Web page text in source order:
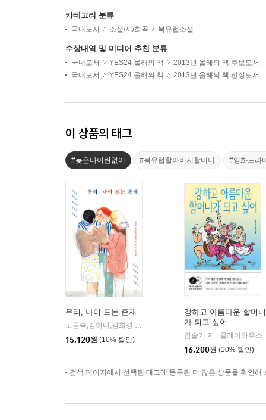
카테고리 분류
국내도서 소설/시/희곡 북유럽소설
수상내역 및 미디어 추천 분류
국내도서 YES24 올해의 책
2013년 올해의 책 후보도서
국내도서
YES24 올해의 책 2013년 올해의 책 선정도서
이 상품의 태그
#늦은나이란없어 #북유럽할아버지할머니 #영화드라
우리, 나이 드는 존재
고금숙,김하나,김희경,송은혜,신혜우,윤정원,이라영,정수윤,정희진 저
15,120원 (10% 할인)
강하고 아름다운 할머니
가 되고 싶어
김슬기 저
클레이하우스
16,200원 (10% 할인)
검색 페이지에서 선택된 태그에 등록된 더 많은 상품을 확인해